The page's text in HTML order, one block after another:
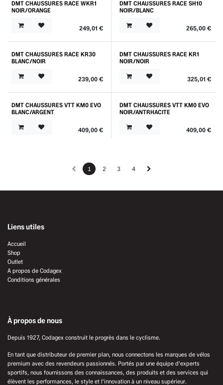
DMT CHAUSSURES RACE WKR1
NOIR/ORANGE
249,01 €
DMT CHAUSSURES RACE SH10
NOIR/BLANC
265,00€
DMT CHAUSSURES RACE KR30
BLANC/NOIR
239,00€
DMT CHAUSSURES RACE KR1
NOIR/NOIR
325,01 €
DMT CHAUSSURES VTT KM0 EVO
BLANC/ARGENT
409,00€
DMT CHAUSSURES VTT KM0 EVO
NOIR/ANTRHACITE
409,00€
1 2 3 4
Liens utiles
Accueil
Shop
Outlet
A propos de Codagex
Conditions générales
À propos de nous
Depuis 1927, Codagex construit le progrès dans le cyclisme.
En tant que distributeur de premier plan, nous connectons les marques de vélos
premium avec des revendeurs passionnés. Portés par une équipe d'experts
sportifs, nous fournissons des connaissances, des produits et des services qui
élèvent les performances, le style et l'innovation à un niveau supérieur.